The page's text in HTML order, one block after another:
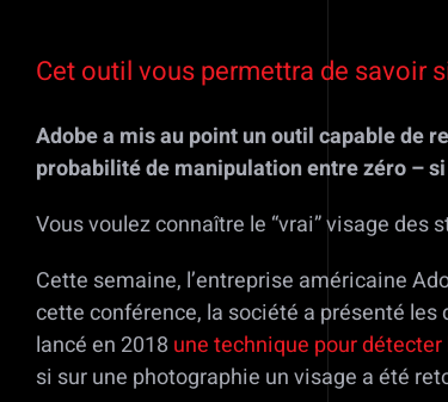
l'image
Cet outil vous permettra de savoir
Adobe a mis au point un outil capable de
probabilité de manipulation entre zéro –
Vous voulez connaître le “vrai” visage
Cette semaine, l’entreprise américaine
cette conférence, la société a présenté
lancé en 2018 une technique pour
si sur une photographie un visage a été